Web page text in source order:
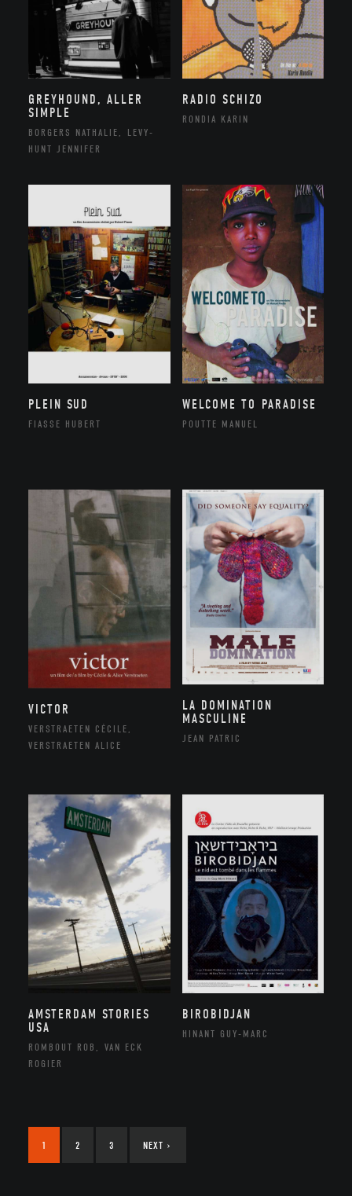
GREYHOUND, ALLER
SIMPLE
BORGERS NATHALIE, LEVY-
HUNT JENNIFER
RADIO SCHIZO
RONDIA KARIN
PLEIN SUD
FIASSE HUBERT
WELCOME TO PARADISE
POUTTE MANUEL
VICTOR
VERSTRAETEN CÉCILE,
VERSTRAETEN ALICE
LA DOMINATION
MASCULINE
JEAN PATRIC
AMSTERDAM STORIES
USA
ROMBOUT ROB, VAN ECK
ROGIER
BIROBIDJAN
HINANT GUY-MARC
1 2 3 NEXT ›